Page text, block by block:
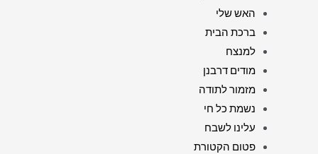
האש שלי
ברכת הבית
למנצח
מודים דרבנן
מזמור לתודה
נשמת כל חי
עלינו לשבח
פטום הקטורת